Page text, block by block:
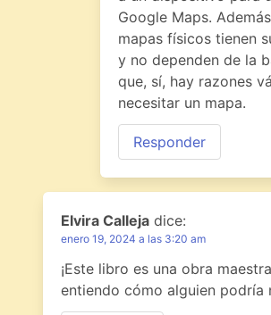
Google Maps.
mapas físicos tienen
y no dependen de la
que, sí, hay razones
necesitar un mapa.
Responder
Elvira Calleja dice:
enero 19, 2024 a las 3:20 am
¡Este libro es una obra
entiendo cómo alguien podría